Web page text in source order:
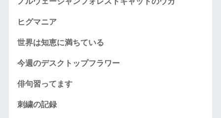
ヒグマニア
世界は知恵に満ちている
今週のデスクトップフラワー
俳句習ってます
刺繍の記録